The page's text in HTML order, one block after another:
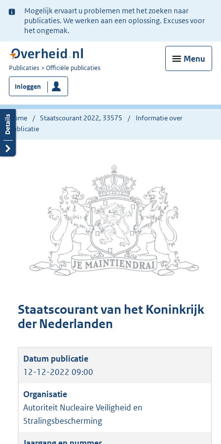
Ter
informatie:
Mogelijk ervaart u problemen met het zoeken naar
publicaties. We werken aan een oplossing. Excuses voor
het ongemak.
Menu
U
bent
nu
hier:
Publicaties Officiële publicaties
Inloggen
Home Staatscourant 2022, 33575
Informatie over
publicatie
Staatscourant van het Koninkrijk
der Nederlanden
12-12-2022 09:00
Autoriteit Nucleaire Veiligheid en
Stralingsbescherming